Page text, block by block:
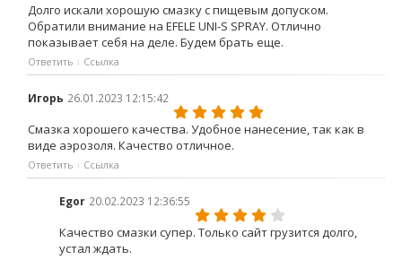
Долго искали хорошую смазку с пищевым допуском.
Обратили внимание на EFELE UNI-S SPRAY. Отлично
показывает себя на деле. Будем брать еще.
Ответить Ссылка
Игорь 26.01.2023 12:15:42
Смазка хорошего качества. Удобное нанесение, так как в
виде аэрозоля. Качество отличное.
Ответить Ссылка
Egor 20.02.2023 12:36:55
Качество смазки супер. Только сайт грузится долго,
устал ждать.